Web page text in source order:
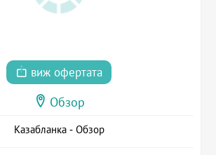
виж офертата
Обзор
Казабланка - Обзор